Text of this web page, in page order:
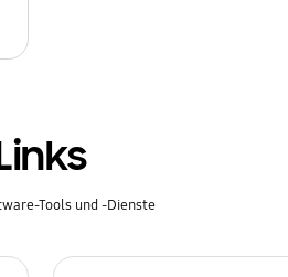
Tools und -Dienste